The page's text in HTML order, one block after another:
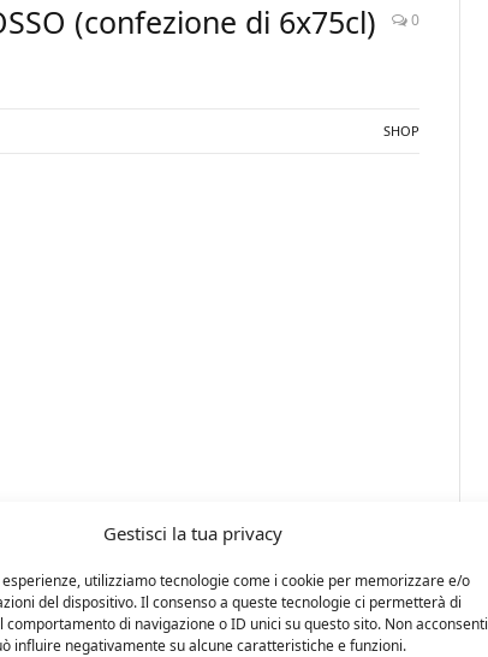
Gestisci la tua privacy
utilizziamo tecnologie come i cookie per memorizzare e/o
del dispositivo. Il consenso a queste tecnologie ci permetterà di
di navigazione o ID unici su questo sito. Non
influire negativamente su alcune caratteristiche e funzioni.
(confezione di 6x75cl)
0
SHOP